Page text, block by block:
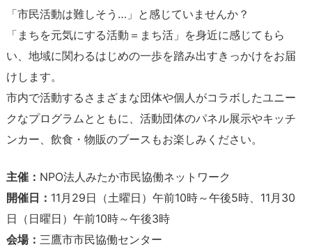
「市民活動は難しそう…」と感じていませんか？
「まちを元気にする活動＝まち活」を身近に感じてもら
い、地域に関わるはじめの一歩を踏み出すきっかけをお届
けします。
市内で活動するさまざまな団体や個人がコラボしたユニー
クなプログラムとともに、活動団体のパネル展示やキッチ
ンカー、飲食・物販のブースもお楽しみください。
主催： NPO法人みたか市民協働ネットワーク
開催日： 11月29日（土曜日）午前10時～午後5時、11月30
日（日曜日）午前10時～午後3時
会場： 三鷹市市民協働センター